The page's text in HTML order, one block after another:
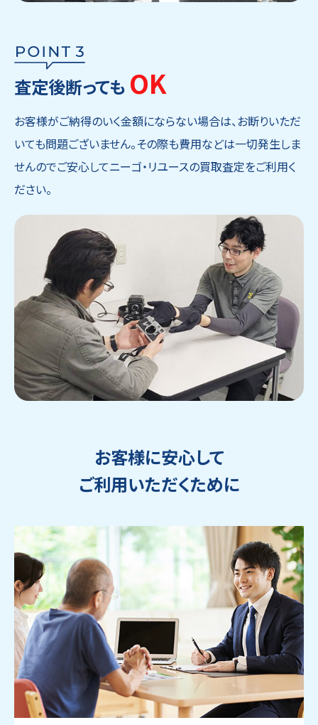
ウェブから1分
かんたん査定見積
フリーダイヤル
0120-1212-25
査定後断っても OK
お客様がご納得のいく金額にならない場合は、お断りいただ
いても問題ございません。その際も費用などは一切発生しま
せんのでご安心してニーゴ・リユースの買取査定をご利用く
ださい。
お客様に安心して
ご利用いただくために